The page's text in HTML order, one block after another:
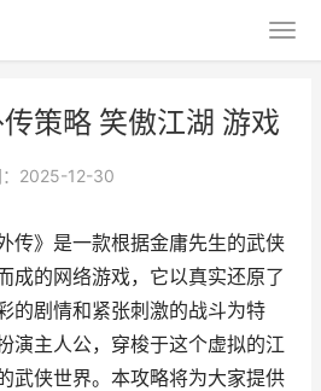
策略 笑傲江湖 游戏
：2025-12-30
传》是一款根据金庸先生的武侠
成的网络游戏，它以真实还原了
的剧情和紧张刺激的战斗为特
演主人公，穿梭于这个虚拟的江
武侠世界。本攻略将为大家提供